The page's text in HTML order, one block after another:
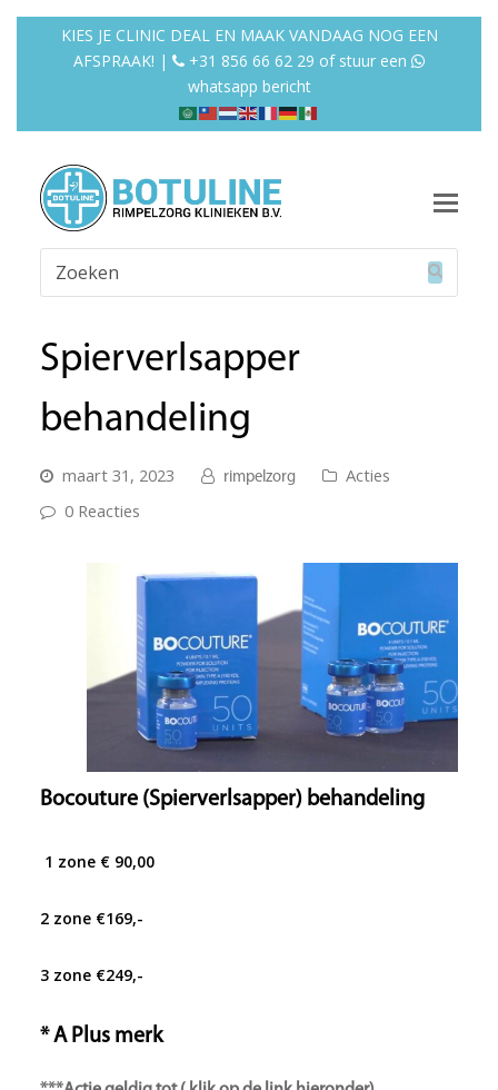
KIES JE CLINIC DEAL EN MAAK VANDAAG NOG EEN
AFSPRAAK! |
+31 856 66 62 29 of stuur een
whatsapp bericht
Zoeken
Spierverlsapper
behandeling
maart 31, 2023 rimpelzorg
Acties
0 Reacties
Bocouture (Spierverlsapper) behandeling
1 zone € 90,00
2 zone €169,-
3 zone €249,-
* A Plus merk